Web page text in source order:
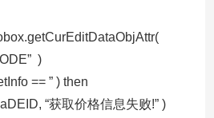
)
== ” ) then
“获取价格信息失败!” )